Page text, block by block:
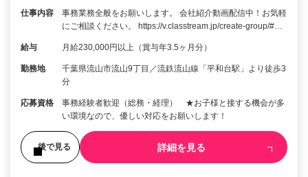
仕事内容
事務業務全般をお願いします。 会社紹介動画配信中！お気軽
にご相談ください。 https://v.classtream.jp/create-group/#…
給与 月給230,000円以上（賞与年3.5ヶ月分）
勤務地
千葉県流山市流山9丁目／流鉄流山線「平和台駅」より徒歩3
分
応募資格
事務経験者歓迎（総務・経理） ★お子様と接する機会が多
い環境なので、優しい対応をお願いします！
後で見る 詳細を見る